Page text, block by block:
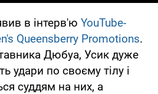
в інтерв'ю YouTube-
Queensberry Promotions.
Дюбуа, Усик дуже
удари по своєму тілу і
суддям на них, а